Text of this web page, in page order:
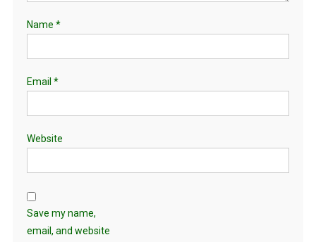
Name *
Email *
Website
Save my name,
email, and website